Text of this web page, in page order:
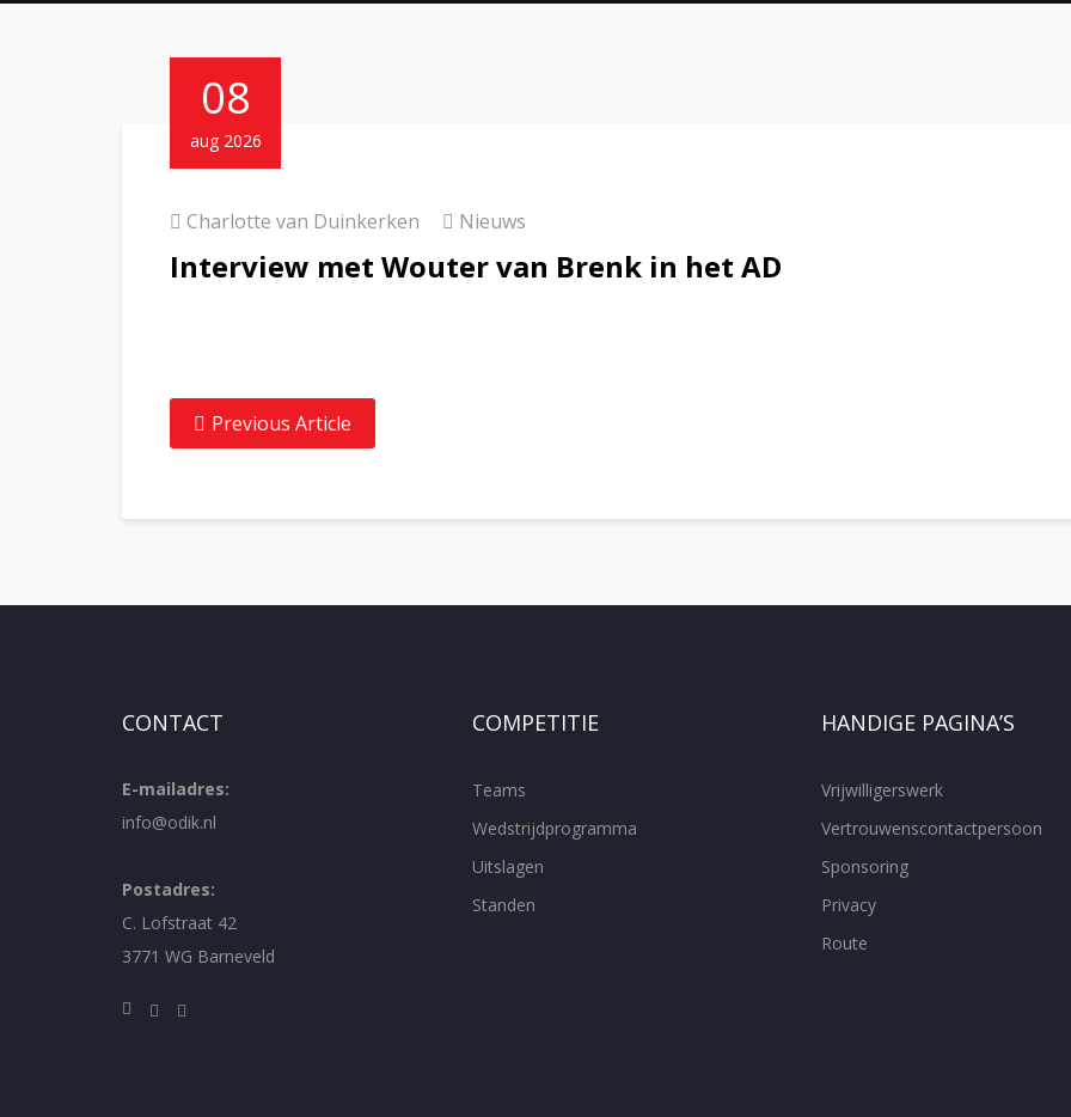
08
aug 2026
Charlotte van Duinkerken Nieuws
Interview met Wouter van Brenk in het AD
Previous Article
CONTACT
E-mailadres:
info@odik.nl
Postadres:
C. Lofstraat 42
3771 WG Barneveld
COMPETITIE
Teams
Wedstrijdprogramma
Uitslagen
Standen
HANDIGE PAGINA’S
Vrijwilligerswerk
Vertrouwenscontactpersoon
Sponsoring
Privacy
Route